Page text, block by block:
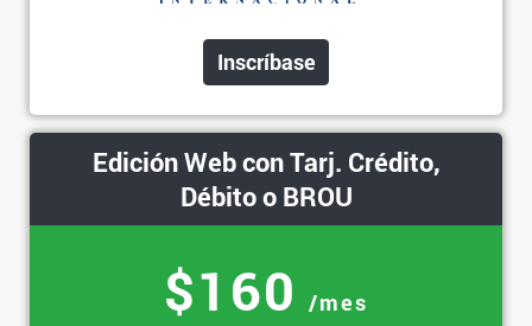
Inscríbase
Edición Web con Tarj. Crédito,
Débito o BROU
$160 /mes